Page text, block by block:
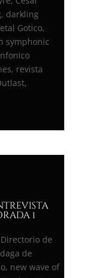
, darkling
Gotico,
symphonic
, revista
,
1
Directorio de
de
, new wave of